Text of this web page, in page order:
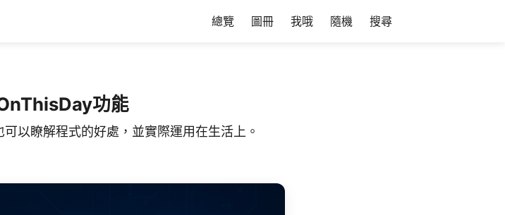
總覽 圖冊 我哦 隨機 搜尋
功能
以瞭解程式的好處，並實際運用在生活上。